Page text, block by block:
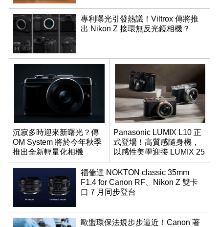
專利曝光引發熱議！Viltrox 傳將推
出 Nikon Z 接環無反光鏡相機？
沉寂多時迎來新曙光？傳
OM System 將於今年秋季
推出全新輕量化相機
Panasonic LUMIX L10 正
式登場！高質感隨身機，
以感性美學迎接 LUMIX 25
週年
福倫達 NOKTON classic 35mm
F1.4 for Canon RF、Nikon Z 雙卡
口 7 月同步登台
歐盟環保法規步步逼近！Canon 著